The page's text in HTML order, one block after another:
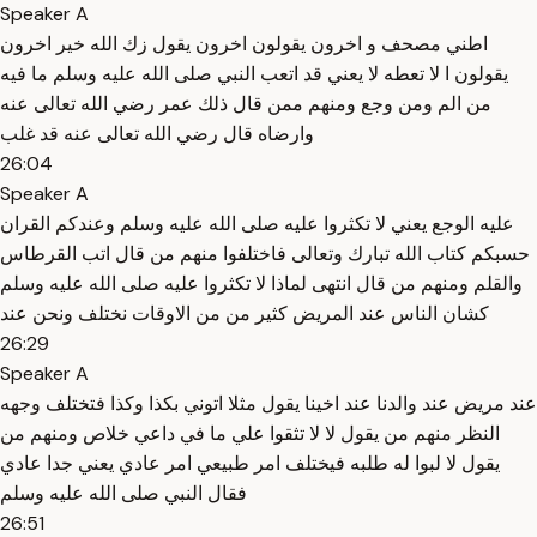
Speaker A
اطني مصحف و اخرون يقولون اخرون يقول زك الله خير اخرون
يقولون ا لا تعطه لا يعني قد اتعب النبي صلى الله عليه وسلم ما فيه
من الم ومن وجع ومنهم ممن قال ذلك عمر رضي الله تعالى عنه
وارضاه قال رضي الله تعالى عنه قد غلب
26:04
Speaker A
عليه الوجع يعني لا تكثروا عليه صلى الله عليه وسلم وعندكم القران
حسبكم كتاب الله تبارك وتعالى فاختلفوا منهم من قال اتب القرطاس
والقلم ومنهم من قال انتهى لماذا لا تكثروا عليه صلى الله عليه وسلم
كشان الناس عند المريض كثير من من الاوقات نختلف ونحن عند
26:29
Speaker A
عند مريض عند والدنا عند اخينا يقول مثلا اتوني بكذا وكذا فتختلف وجهه
النظر منهم من يقول لا لا تثقوا علي ما في داعي خلاص ومنهم من
يقول لا لبوا له طلبه فيختلف امر طبيعي امر عادي يعني جدا عادي
فقال النبي صلى الله عليه وسلم
26:51